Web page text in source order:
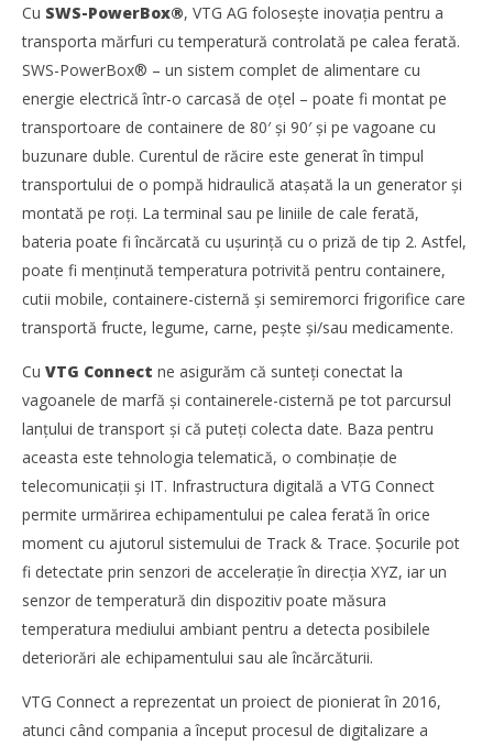
Cu SWS-PowerBox®, VTG AG folosește inovația pentru a
transporta mărfuri cu temperatură controlată pe calea ferată.
SWS-PowerBox® – un sistem complet de alimentare cu
energie electrică într-o carcasă de oțel – poate fi montat pe
transportoare de containere de 80′ și 90′ și pe vagoane cu
buzunare duble. Curentul de răcire este generat în timpul
transportului de o pompă hidraulică atașată la un generator și
montată pe roți. La terminal sau pe liniile de cale ferată,
bateria poate fi încărcată cu ușurință cu o priză de tip 2. Astfel,
poate fi menținută temperatura potrivită pentru containere,
cutii mobile, containere-cisternă și semiremorci frigorifice care
transportă fructe, legume, carne, pește și/sau medicamente.
Cu VTG Connect ne asigurăm că sunteți conectat la
vagoanele de marfă și containerele-cisternă pe tot parcursul
lanțului de transport și că puteți colecta date. Baza pentru
aceasta este tehnologia telematică, o combinație de
telecomunicații și IT. Infrastructura digitală a VTG Connect
permite urmărirea echipamentului pe calea ferată în orice
moment cu ajutorul sistemului de Track & Trace. Șocurile pot
fi detectate prin senzori de accelerație în direcția XYZ, iar un
senzor de temperatură din dispozitiv poate măsura
temperatura mediului ambiant pentru a detecta posibilele
deteriorări ale echipamentului sau ale încărcăturii.
VTG Connect a reprezentat un proiect de pionierat în 2016,
atunci când compania a început procesul de digitalizare a